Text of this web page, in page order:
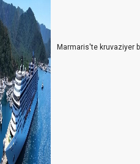
zimbabwe botswana
Afrika İzlenimleri
GÜNLÜKLERİ
Kuşak turizm
bir turizm çeşidi ''Agritourismo''
Seçimlerinde zafer kadınların
Türk Kahvesi Her Şey Dahil
Marmaris'te kruvaziyer